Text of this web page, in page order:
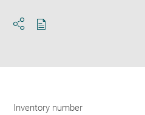
Inventory number